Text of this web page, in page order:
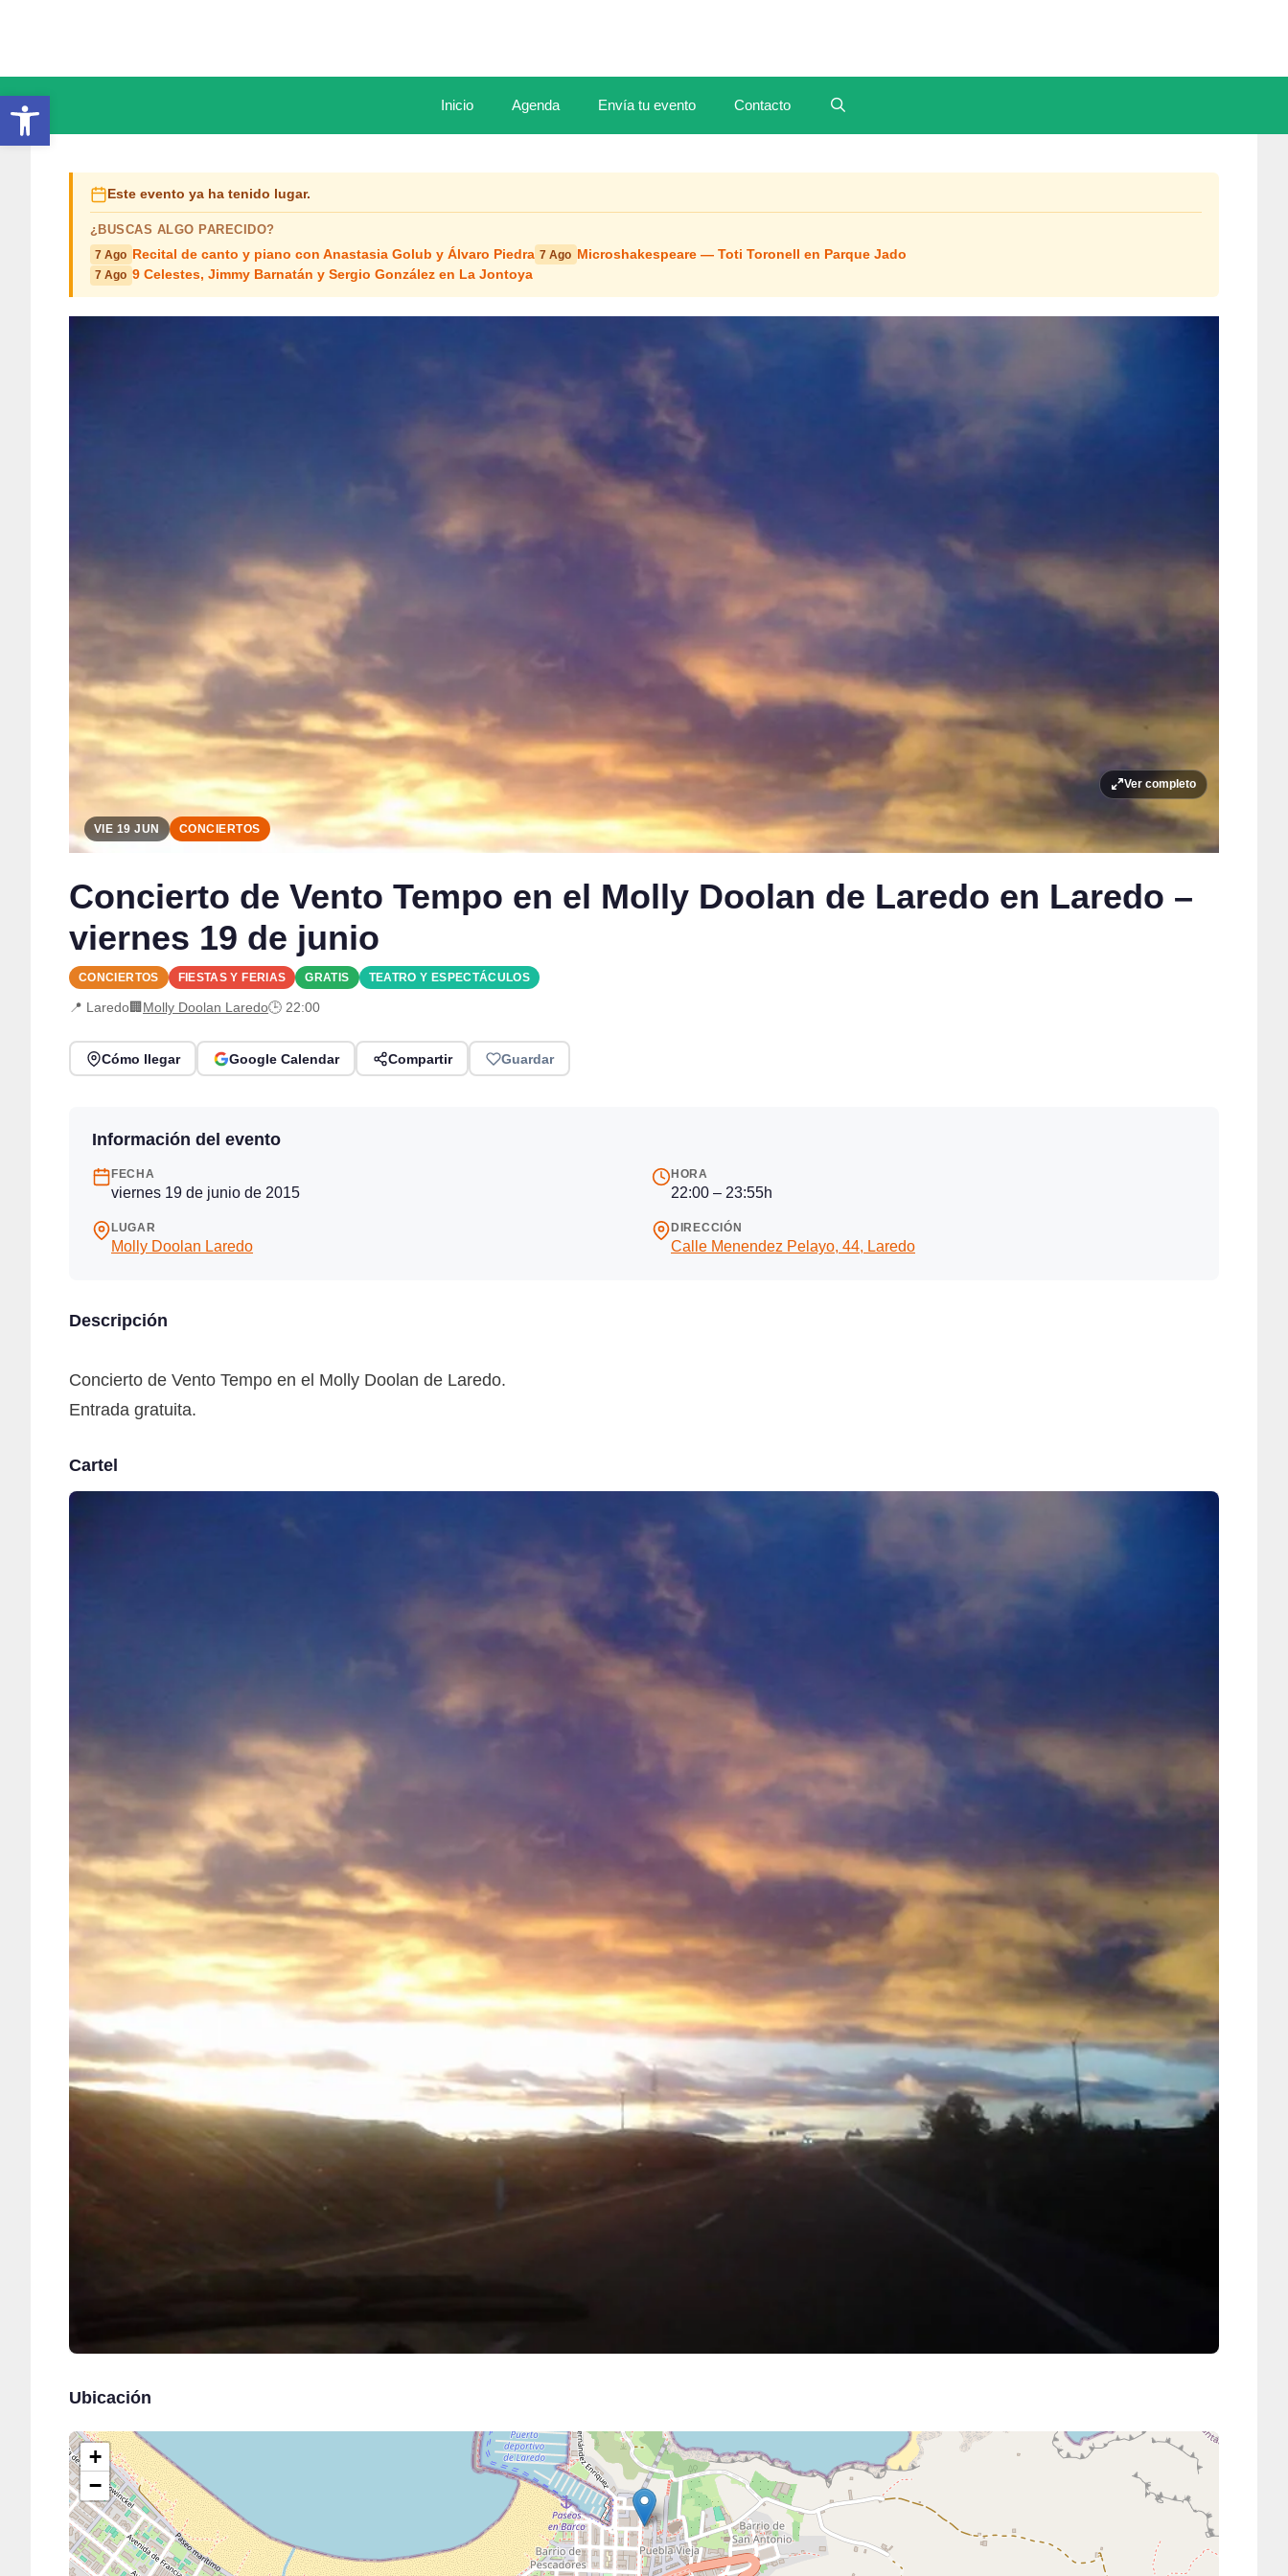
Abrir barra de herramientas Inicio Agenda Envía tu evento Contacto
Este evento ya ha tenido lugar.
¿BUSCAS ALGO PARECIDO?
7 Ago Recital de canto y piano con Anastasia Golub y Álvaro Piedra 7 Ago Microshakespeare — Toti Toronell en Parque Jado
7 Ago 9 Celestes, Jimmy Barnatán y Sergio González en La Jontoya
Ver completo
VIE 19 JUN CONCIERTOS
Concierto de Vento Tempo en el Molly Doolan de Laredo en Laredo –
viernes 19 de junio
CONCIERTOS FIESTAS Y FERIAS GRATIS TEATRO Y ESPECTÁCULOS
📍 Laredo🏢 Molly Doolan Laredo🕒 22:00
Cómo llegar Google Calendar Compartir Guardar
Información del evento
FECHA
viernes 19 de junio de 2015
HORA
22:00 – 23:55h
LUGAR
Molly Doolan Laredo
DIRECCIÓN
Calle Menendez Pelayo, 44, Laredo
Descripción
Concierto de Vento Tempo en el Molly Doolan de Laredo.
Entrada gratuita.
Cartel
Ubicación
+
−